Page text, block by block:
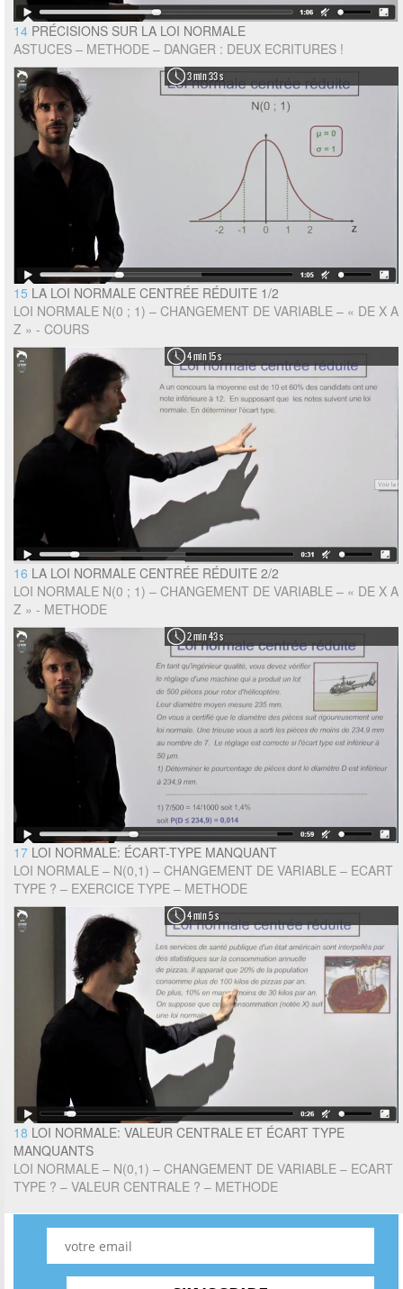
14 PRÉCISIONS SUR LA LOI NORMALE
ASTUCES – METHODE – DANGER : DEUX ECRITURES !
3 min 33 s
15 LA LOI NORMALE CENTRÉE RÉDUITE 1/2
LOI NORMALE N(0 ; 1) – CHANGEMENT DE VARIABLE – « DE X A
Z » - COURS
4 min 15 s
16 LA LOI NORMALE CENTRÉE RÉDUITE 2/2
LOI NORMALE N(0 ; 1) – CHANGEMENT DE VARIABLE – « DE X A
Z » - METHODE
2 min 43 s
17 LOI NORMALE: ÉCART-TYPE MANQUANT
LOI NORMALE – N(0,1) – CHANGEMENT DE VARIABLE – ECART
TYPE ? – EXERCICE TYPE – METHODE
4 min 5 s
18 LOI NORMALE: VALEUR CENTRALE ET ÉCART TYPE
MANQUANTS
LOI NORMALE – N(0,1) – CHANGEMENT DE VARIABLE – ECART
TYPE ? – VALEUR CENTRALE ? – METHODE